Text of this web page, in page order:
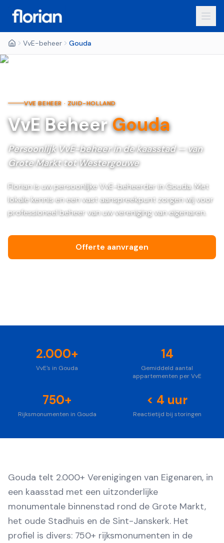
VvE-beheer Gouda
VVE BEHEER · ZUID-HOLLAND
VvE BeheerGouda
Persoonlijk VvE-beheer in de kaasstad — van
Grote Markt tot Westergouwe
Florian is uw persoonlijke VvE-beheerder in Gouda. Met
lokale kennis en een vast aanspreekpunt zorgen wij voor
professioneel beheer van uw vereniging van eigenaren.
Offerte aanvragen
2.000+
VvE's in Gouda
14
Gemiddeld aantal
appartementen per VvE
750+
Rijksmonumenten in Gouda
< 4 uur
Reactietijd bij storingen
Gouda telt 2.000+ Verenigingen van Eigenaren, in
een kaasstad met een uitzonderlijke
monumentale binnenstad rond de Grote Markt,
het oude Stadhuis en de Sint-Janskerk. Het
profiel is divers: 750+ rijksmonumenten in de